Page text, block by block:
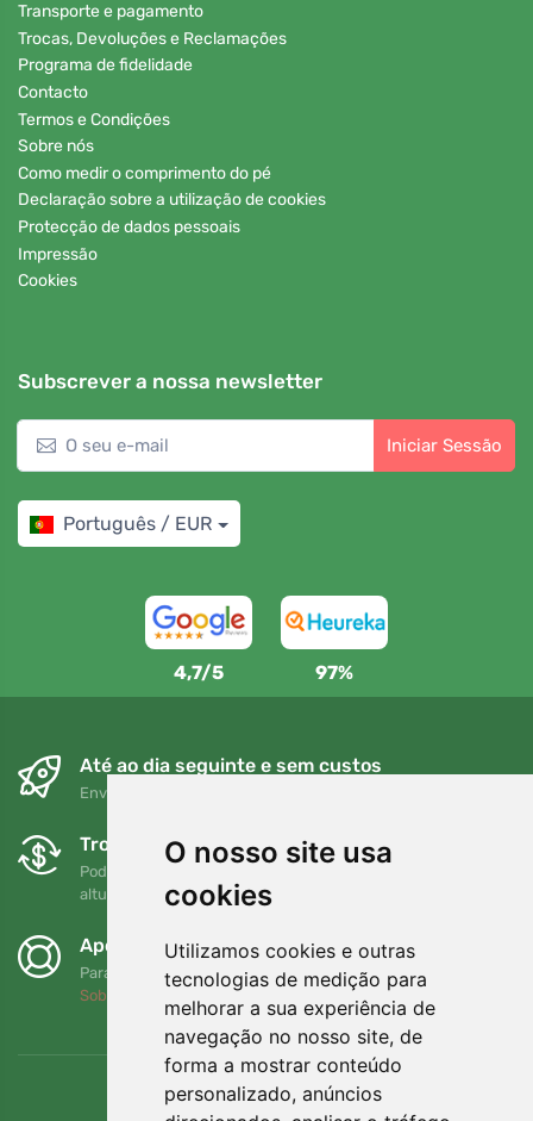
O nosso site usa
cookies
Utilizamos cookies e outras
tecnologias de medição para
melhorar a sua experiência de
navegação no nosso site, de
forma a mostrar conteúdo
personalizado, anúncios
Transporte e pagamento
Trocas, Devoluções e Reclamações
Programa de fidelidade
Contacto
Termos e Condições
Sobre nós
Como medir o comprimento do pé
Declaração sobre a utilização de cookies
Protecção de dados pessoais
Impressão
Cookies
Subscrever a nossa newsletter
Iniciar Sessão
Português / EUR
4,7/5 97%
Até ao dia seguinte e sem custos
Envio gratuito para encomendas superiores a 80 EUR
Trocas e devoluções gratuitas
Pode devolver ou trocar a sua encomenda em qualquer
altura no prazo de 90 dias
Apoiamos a Trees.org
Para cada encomenda plantamos uma árvore! Leia mais
Sobre nós